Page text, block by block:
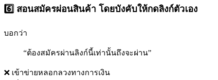
6️⃣ สอนสมัครผ่อนสินค้า โดยบังคับให้กดลิงก์ตัวเอง
บอกว่า
“ต้องสมัครผ่านลิงก์นี้เท่านั้นถึงจะผ่าน”
❌ เข้าข่ายหลอกลวงทางการเงิน